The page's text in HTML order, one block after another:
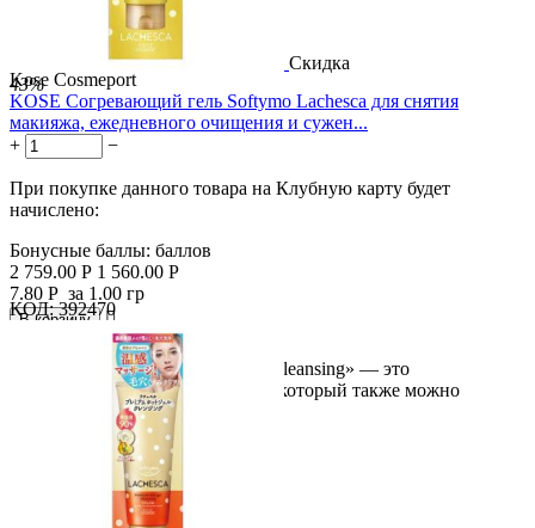
Скидка
43%
Kose Cosmeport
KOSE Согревающий гель Softymo Lachesca для снятия
макияжа, ежедневного очищения и сужен...
+
−
При покупке данного товара на Клубную карту будет
начислено:
Бонусные баллы: баллов
2 759.00 Р 1 560.00 Р
7.80 Р за 1.00 гр
В корзину

«Softymo Lachesca Hot Gel Mild Cleansing» — это
согревающий очищающий гель, который также можно
использовать для...
КОД: 392470